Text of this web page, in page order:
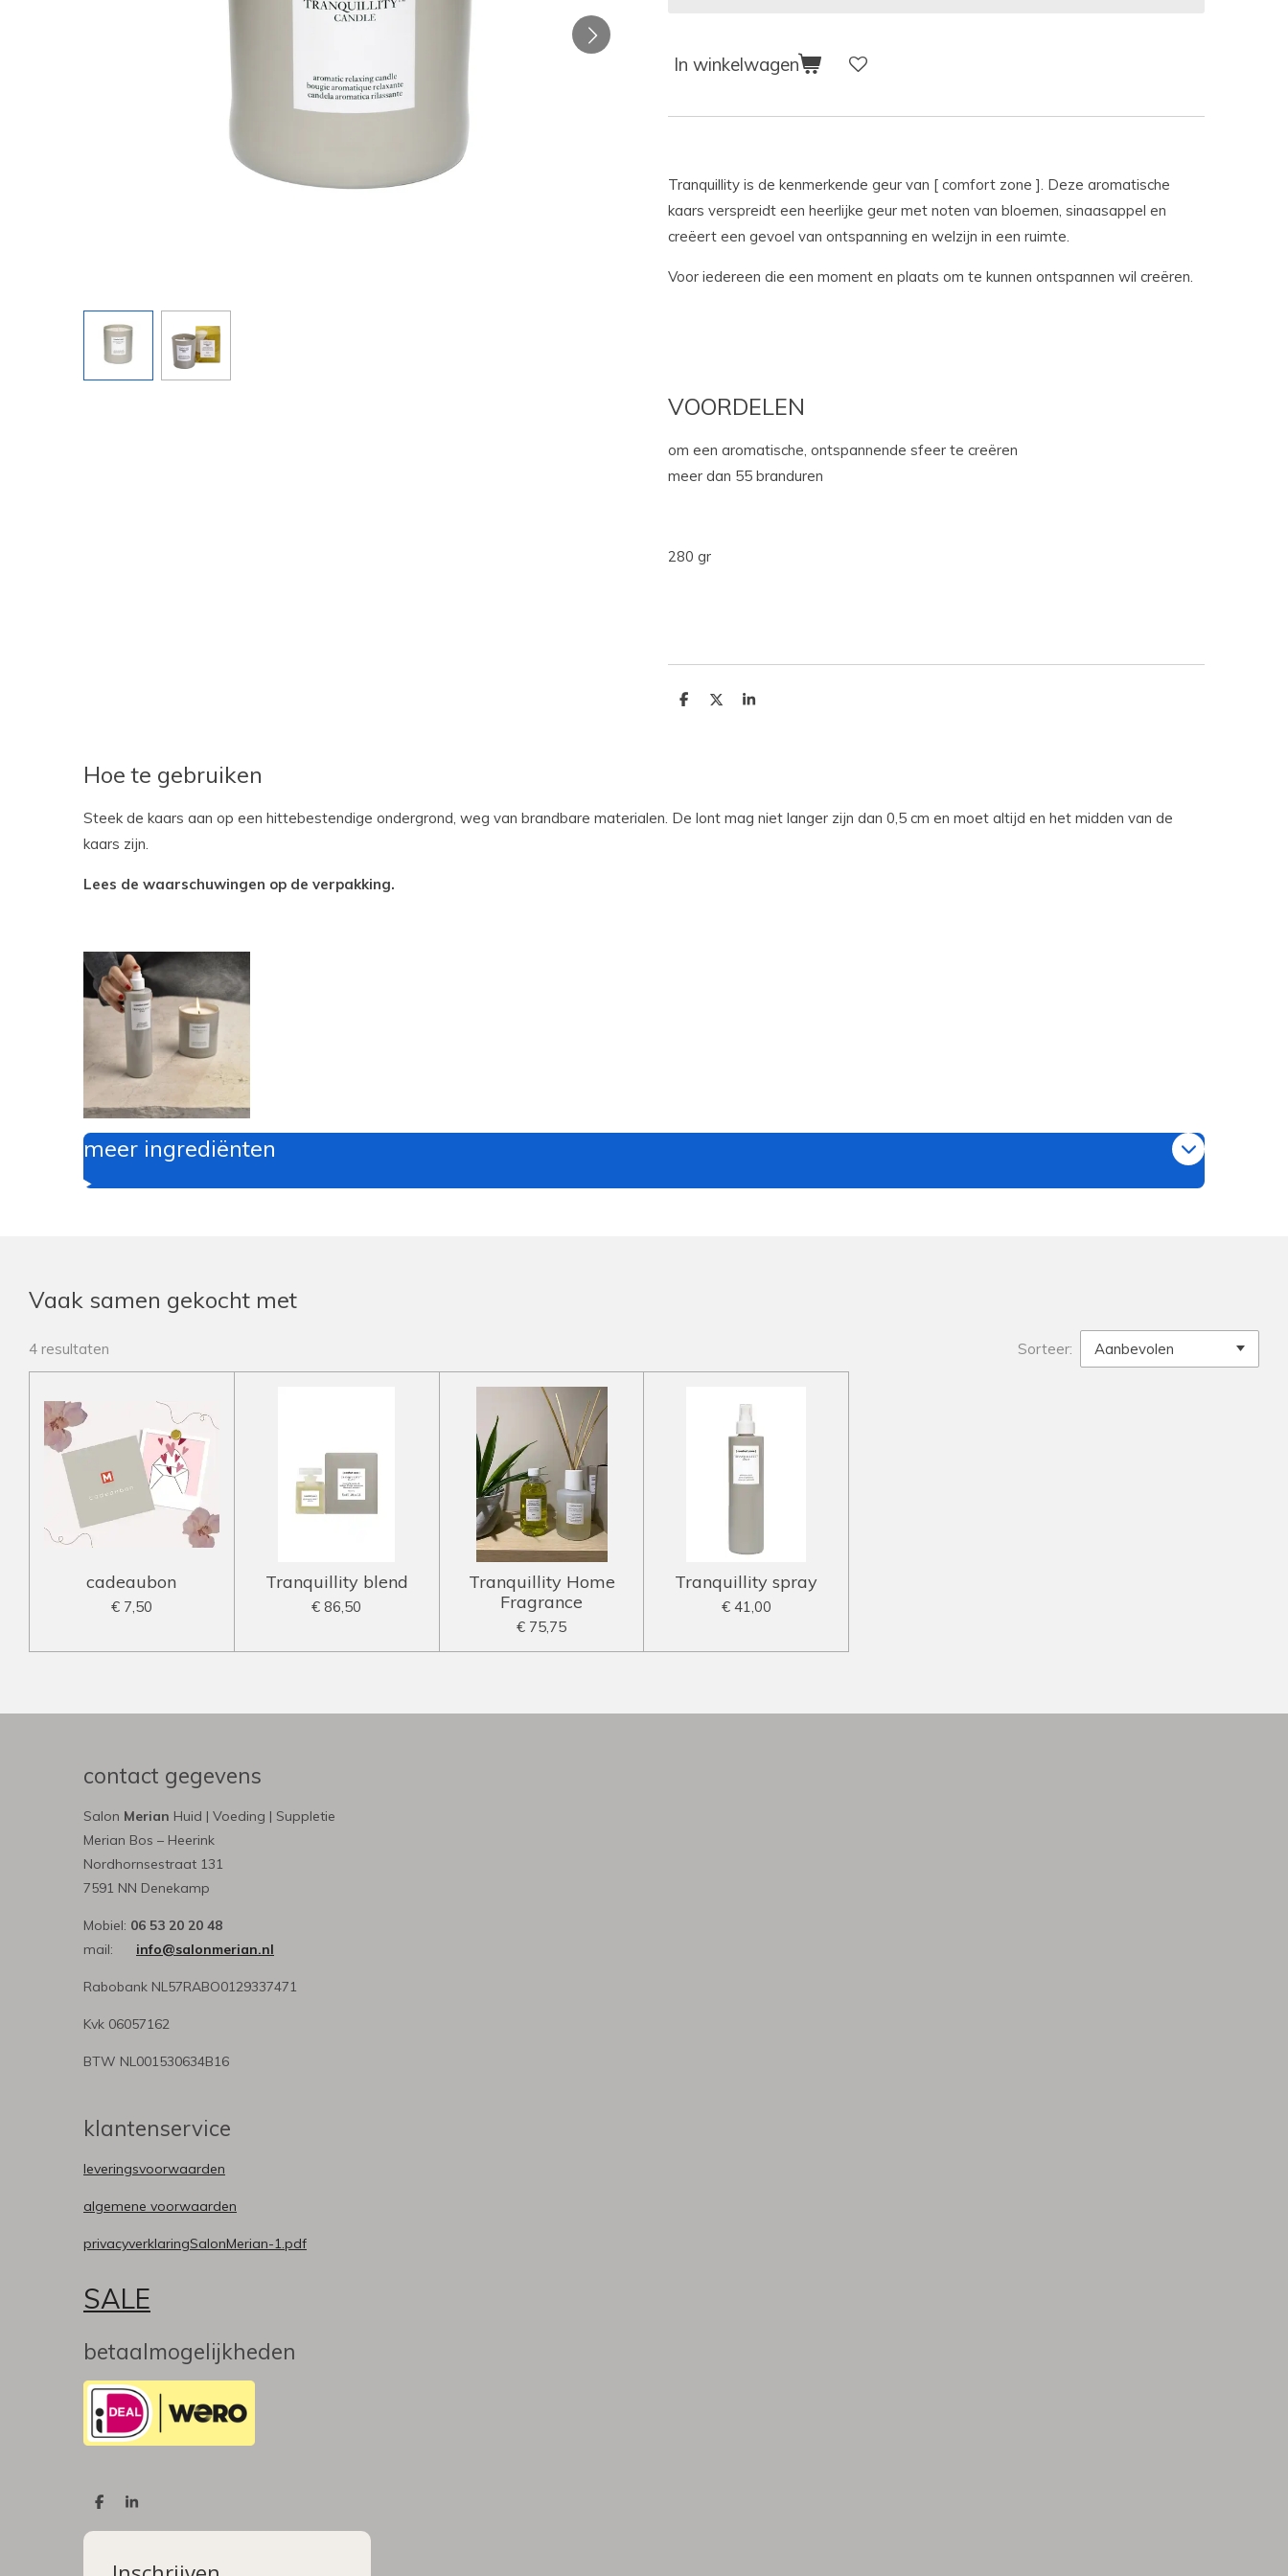
In winkelwagen
Tranquillity is de kenmerkende geur van [ comfort zone ]. Deze aromatische
kaars verspreidt een heerlijke geur met noten van bloemen, sinaasappel en
creëert een gevoel van ontspanning en welzijn in een ruimte.
Voor iedereen die een moment en plaats om te kunnen ontspannen wil creëren.
VOORDELEN
om een aromatische, ontspannende sfeer te creëren
meer dan 55 branduren
280 gr
D
D
S
Hoe te gebruiken
Steek de kaars aan op een hittebestendige ondergrond, weg van brandbare materialen. De lont mag niet langer zijn dan 0,5 cm en moet altijd en het midden van de
kaars zijn.
Lees de waarschuwingen op de verpakking.
meer ingrediënten
Vaak samen gekocht met
4 resultaten Sorteer:
cadeaubon
€ 7,50
Tranquillity blend
€ 86,50
Tranquillity Home
Fragrance
€ 75,75
Tranquillity spray
€ 41,00
contact gegevens
Salon Merian Huid | Voeding | Suppletie
Merian Bos – Heerink
Nordhornsestraat 131
7591 NN Denekamp
Mobiel: 06 53 20 20 48
mail: info@salonmerian.nl
Rabobank NL57RABO0129337471
Kvk 06057162
BTW NL001530634B16
klantenservice
leveringsvoorwaarden
algemene voorwaarden
privacyverklaringSalonMerian-1.pdf
SALE
betaalmogelijkheden
D
l
S
a